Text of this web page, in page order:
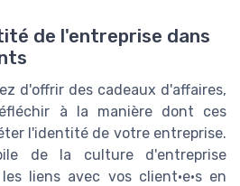
de l'entreprise dans
d'offrir des cadeaux d'affaires,
à la manière dont ces
l'identité de votre entreprise.
de la culture d'entreprise
liens avec vos client·e·s en